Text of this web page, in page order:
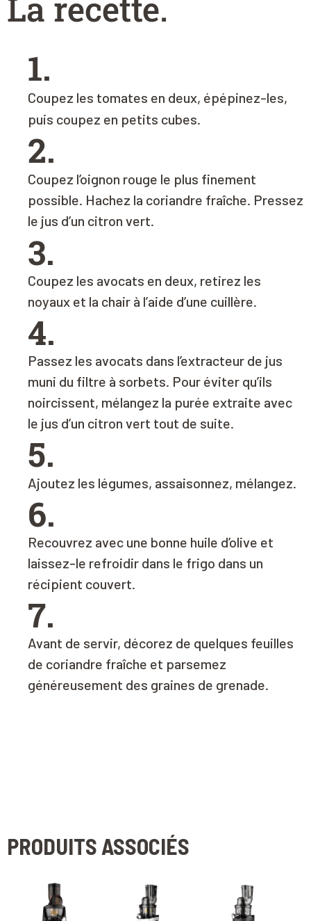
1.
Coupez les tomates en deux, épépinez-les,
puis coupez en petits cubes.
2.
Coupez l’oignon rouge le plus finement
possible. Hachez la coriandre fraîche. Pressez
le jus d’un citron vert.
3.
Coupez les avocats en deux, retirez les
noyaux et la chair à l’aide d’une cuillère.
4.
Passez les avocats dans l’extracteur de jus
muni du filtre à sorbets. Pour éviter qu’ils
noircissent, mélangez la purée extraite avec
le jus d’un citron vert tout de suite.
5.
Ajoutez les légumes, assaisonnez, mélangez.
6.
Recouvrez avec une bonne huile d’olive et
laissez-le refroidir dans le frigo dans un
récipient couvert.
7.
Avant de servir, décorez de quelques feuilles
de coriandre fraîche et parsemez
généreusement des graines de grenade.
PRODUITS ASSOCIÉS